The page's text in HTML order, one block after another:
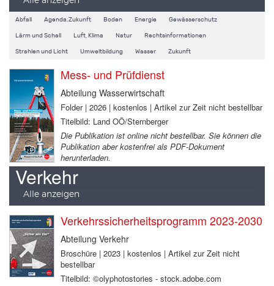
Abfall Agenda.Zukunft Boden Energie Gewässerschutz
Lärm und Schall Luft, Klima Natur Rechtsinformationen
Strahlen und Licht Umweltbildung Wasser Zukunft
Mess- und Prüfdienst
Abteilung Wasserwirtschaft
Folder | 2026 | kostenlos | Artikel zur Zeit nicht bestellbar
Titelbild: Land OÖ/Sternberger
Die Publikation ist online nicht bestellbar. Sie können die
Publikation aber kostenfrei als PDF-Dokument
herunterladen.
Verkehr
Alle anzeigen
Verkehrssicherheitsprogramm 2023-2030
Abteilung Verkehr
Broschüre | 2023 | kostenlos | Artikel zur Zeit nicht
bestellbar
Titelbild: ©olyphotostories - stock.adobe.com